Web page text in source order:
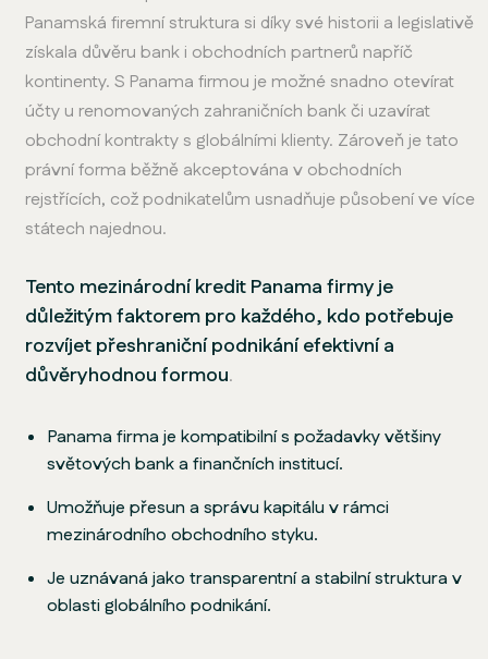
Panamská firemní struktura si díky své historii a legislativě
získala důvěru bank i obchodních partnerů napříč
kontinenty. S Panama firmou je možné snadno otevírat
účty u renomovaných zahraničních bank či uzavírat
obchodní kontrakty s globálními klienty. Zároveň je tato
právní forma běžně akceptována v obchodních
rejstřících, což podnikatelům usnadňuje působení ve více
státech najednou.
Tento mezinárodní kredit Panama firmy je
důležitým faktorem pro každého, kdo potřebuje
rozvíjet přeshraniční podnikání efektivní a
důvěryhodnou formou.
Panama firma je kompatibilní s požadavky většiny
světových bank a finančních institucí.
Umožňuje přesun a správu kapitálu v rámci
mezinárodního obchodního styku.
Je uznávaná jako transparentní a stabilní struktura v
oblasti globálního podnikání.